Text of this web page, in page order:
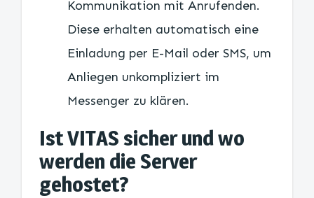
Kommunikation mit Anrufenden.
Diese erhalten automatisch eine
Einladung per E-Mail oder SMS, um
Anliegen unkompliziert im
Messenger zu klären.
Ist VITAS sicher und wo
werden die Server
gehostet?